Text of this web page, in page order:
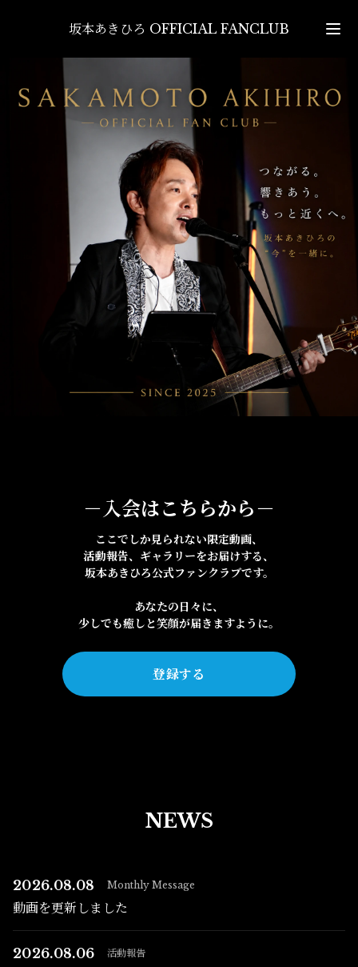
坂本あきひろ OFFICIAL FANCLUB
－入会はこちらから－
ここでしか見られない限定動画、
活動報告、ギャラリーをお届けする、
坂本あきひろ公式ファンクラブです。
あなたの日々に、
少しでも癒しと笑顔が届きますように。
登録する
NEWS
2026.08.08 Monthly Message
動画を更新しました
2026.08.06 活動報告